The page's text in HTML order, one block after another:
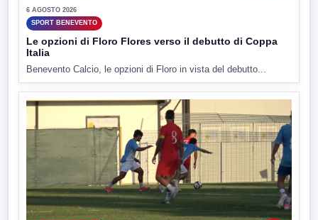
6 AGOSTO 2026
SPORT BENEVENTO
Le opzioni di Floro Flores verso il debutto di Coppa
Italia
Benevento Calcio, le opzioni di Floro in vista del debutto...